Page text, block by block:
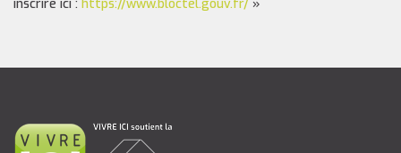
inscrire ici : https://www.bloctel.gouv.fr/ »